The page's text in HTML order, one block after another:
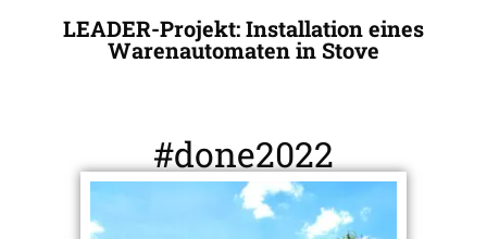
LEADER-Projekt: Installation eines
Warenautomaten in Stove
#done2022